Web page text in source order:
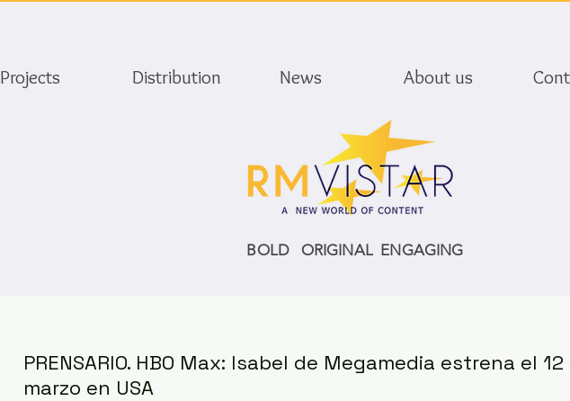
Projects Distribution News About us
BOLD ORIGINAL ENGAGING
PRENSARIO. HBO Max: Isabel de Megamedia estrena el 12
marzo en USA